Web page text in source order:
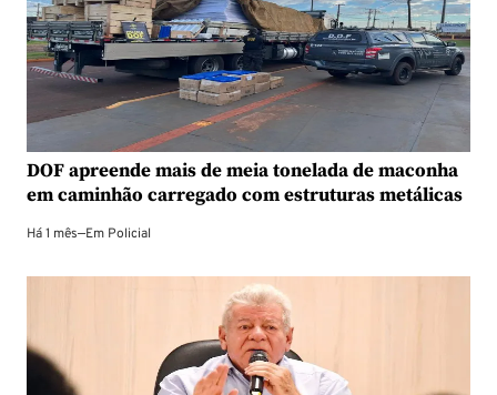
DOF apreende mais de meia tonelada de maconha
em caminhão carregado com estruturas metálicas
Há 1 mês—Em Policial